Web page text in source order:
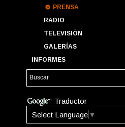
PRENSA
RADIO
TELEVISIÓN
GALERÍAS
INFORMES
Traductor
Select Language ▼